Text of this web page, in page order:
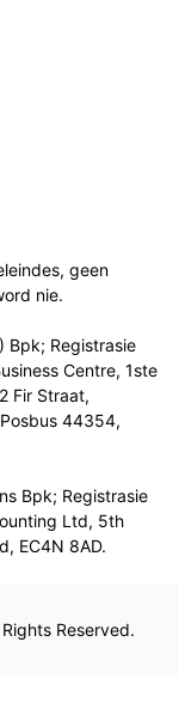
geen
nie.
Bpk; Registrasie
Centre, 1ste
Fir Straat,
44354,
Bpk; Registrasie
Ltd, 5th
EC4N 8AD.
Reserved.